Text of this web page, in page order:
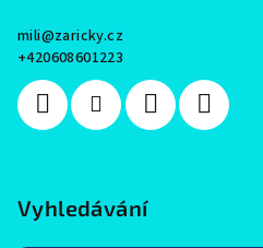
mili@zaricky.cz
+420608601223
Vyhledávání